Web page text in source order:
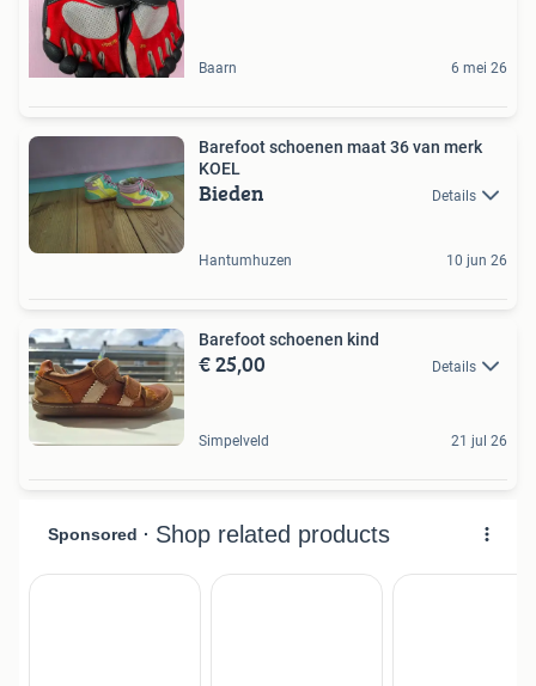
Baarn 6 mei 26
Barefoot schoenen maat 36 van merk
KOEL
Bieden Details
Hantumhuzen 10 jun 26
Barefoot schoenen kind
€ 25,00 Details
Simpelveld 21 jul 26